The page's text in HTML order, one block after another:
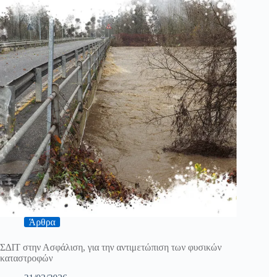
Άρθρα
ΣΔΙΤ στην Ασφάλιση, για την αντιμετώπιση των φυσικών
καταστροφών